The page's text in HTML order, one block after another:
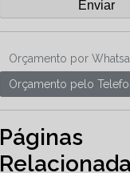
Orçamento por
Orçamento pelo
Páginas